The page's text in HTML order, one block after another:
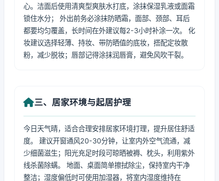
心。洁面后使用清爽型爽肤水打底，涂抹保湿乳液或面霜
锁住水分； 外出前务必涂抹防晒霜，面部、颈部、耳后
都要均匀覆盖，长时间在外建议每2-3小时补涂一次。 化
妆建议选择轻薄、持妆、带防晒值的底妆，搭配定妆散
粉，减少脱妆；唇部记得涂抹润唇膏，避免风吹干裂。
三、居家环境与起居护理
今日天气晴，适合合理安排居家环境打理，提升居住舒适
度。 建议开窗通风20-30分钟，让室内外空气流通，减
少细菌滋生；阳光充足时段可晾晒被褥、枕头，利用紫外
线杀菌除螨。 地面、桌面简单擦拭除尘，保持室内干净
整洁；湿度偏低时可使用加湿器，将室内湿度维持在